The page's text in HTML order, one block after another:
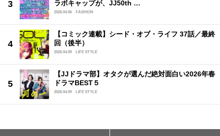
ラボキャップが、JJ50th …
2026.04.06 FASHION
【コミック連載】シード・オブ・ライフ 37話／最終
回（後半）
2026.04.09 LIFE STYLE
【JJドラマ部】オタクが選んだ絶対面白い2026年春
ドラマBEST５
2026.04.09 LIFE STYLE